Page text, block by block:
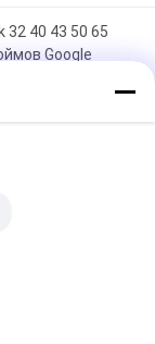
40 43 50 65
Google